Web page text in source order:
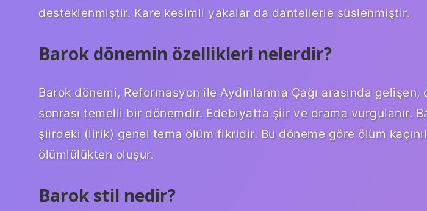
desteklenmiştir. Kare kesimli yakalar da dantellerle süslenmiştir.
Barok dönemin özellikleri nelerdir?
Barok dönemi, Reformasyon ile Aydınlanma Çağı arasında
sonrası temelli bir dönemdir. Edebiyatta şiir ve drama vurgulanır.
şiirdeki (lirik) genel tema ölüm fikridir. Bu döneme göre ölüm
ölümlülükten oluşur.
Barok stil nedir?